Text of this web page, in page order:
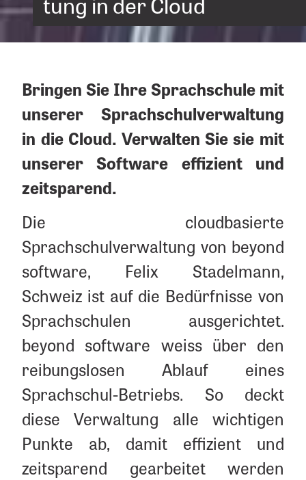
Bringen Sie Ihre Sprachschule mit
unserer Sprachschulverwaltung
in die Cloud. Verwalten Sie sie mit
unserer Software effizient und
zeitsparend.
Die cloudbasierte
Sprachschulverwaltung von beyond
software, Felix Stadelmann,
Schweiz ist auf die Bedürfnisse von
Sprachschulen ausgerichtet.
beyond software weiss über den
reibungslosen Ablauf eines
Sprachschul-Betriebs. So deckt
diese Verwaltung alle wichtigen
Punkte ab, damit effizient und
zeitsparend gearbeitet werden